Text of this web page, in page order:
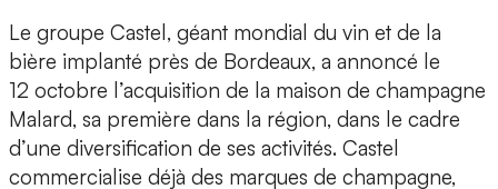
Le groupe Castel, géant mondial du vin et de la
bière implanté près de Bordeaux, a annoncé le
12 octobre l’acquisition de la maison de champagne
Malard, sa première dans la région, dans le cadre
d’une diversification de ses activités. Castel
commercialise déjà des marques de champagne,